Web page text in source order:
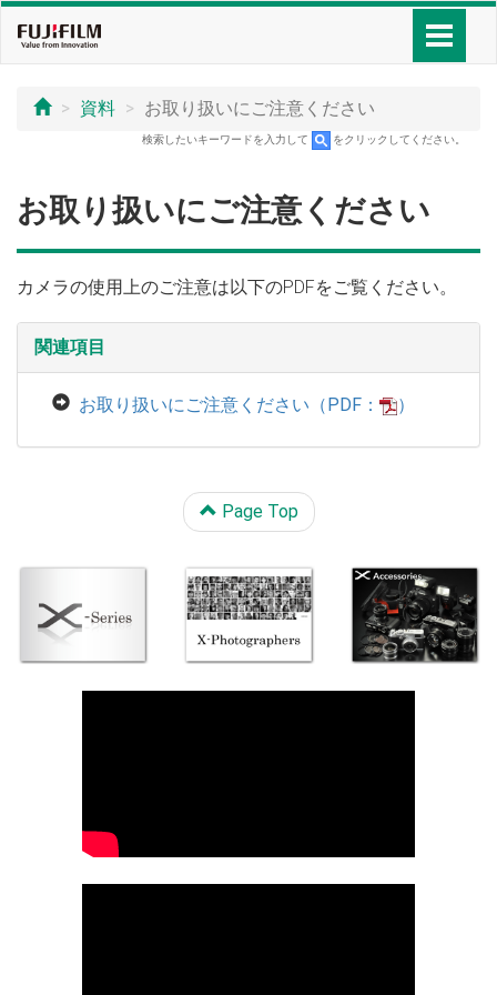
資料 お取り扱いにご注意ください
検索したいキーワードを入力して をクリックしてください。
お取り扱いにご注意ください
カメラの使用上のご注意は以下のPDFをご覧ください。
関連項目
お取り扱いにご注意ください（PDF： ）
Page Top